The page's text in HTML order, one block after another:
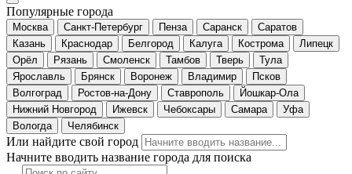
Популярные города
Москва Санкт-Петербург Пенза Саранск
Саратов
Казань
Краснодар Белгород Калуга Кострома
Липецк
Орёл
Рязань Смоленск Тамбов Тверь
Тула
Ярославль
Брянск Воронеж Владимир
Псков
Волгоград
Ростов-на-Дону Ставрополь
Йошкар-Ола
Нижний Новгород
Ижевск Чебоксары Самара
Уфа
Вологда
Челябинск
Или найдите свой город
Начните вводить название города для поиска